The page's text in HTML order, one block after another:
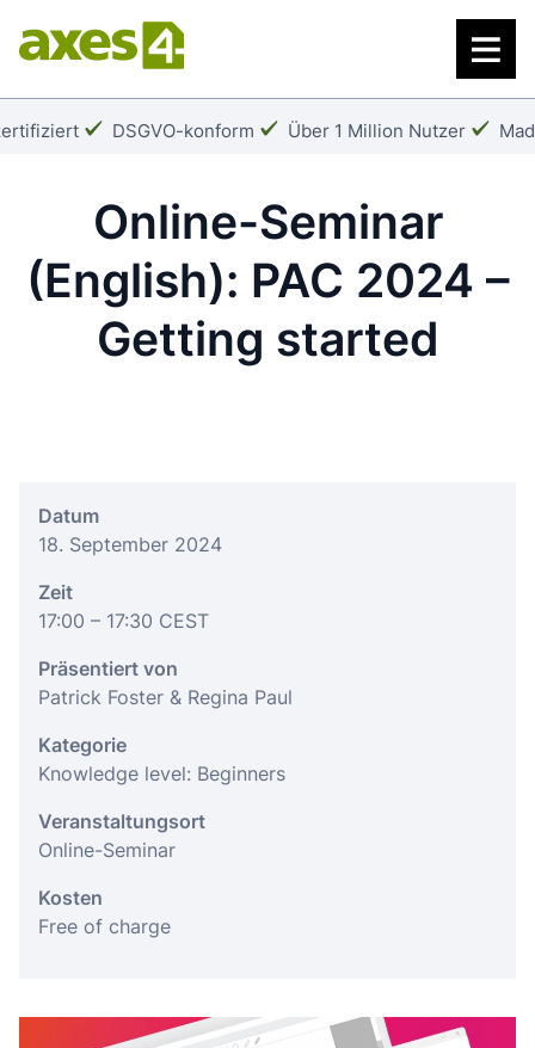
Zum
Hauptinhalt
Häkchen:
DSGVO-konform
Häkchen:
Über 1 Million Nutzer
Online-Seminar
(English): PAC 2024 –
Getting started
Datum
18. September 2024
Zeit
17:00 – 17:30 CEST
Präsentiert von
Patrick Foster & Regina Paul
Kategorie
Knowledge level: Beginners
Veranstaltungsort
Online-Seminar
Kosten
Free of charge